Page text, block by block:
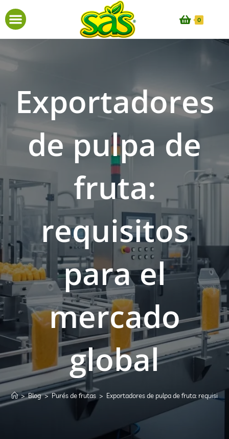
0
Exportadores
de pulpa de
fruta:
requisitos
para el
mercado
global
> Blog > Purés de frutas > Exportadores de pulpa de fruta: